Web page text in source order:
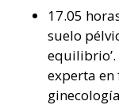
17.05
suelo
equilibrio’.
experta